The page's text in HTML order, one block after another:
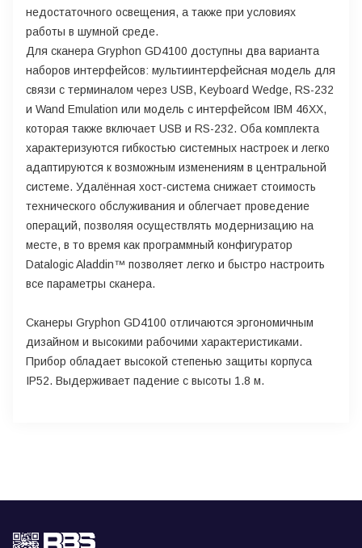
недостаточного освещения, а также при условиях
работы в шумной среде.
Для сканера Gryphon GD4100 доступны два варианта
наборов интерфейсов: мультиинтерфейсная модель для
связи с терминалом через USB, Keyboard Wedge, RS-232
и Wand Emulation или модель с интерфейсом IBM 46XX,
которая также включает USB и RS-232. Оба комплекта
характеризуются гибкостью системных настроек и легко
адаптируются к возможным изменениям в центральной
системе. Удалённая хост-система снижает стоимость
технического обслуживания и облегчает проведение
операций, позволяя осуществлять модернизацию на
месте, в то время как программный конфигуратор
Datalogic Aladdin™ позволяет легко и быстро настроить
все параметры сканера.
Сканеры Gryphon GD4100 отличаются эргономичным
дизайном и высокими рабочими характеристиками.
Прибор обладает высокой степенью защиты корпуса
IP52. Выдерживает падение с высоты 1.8 м.